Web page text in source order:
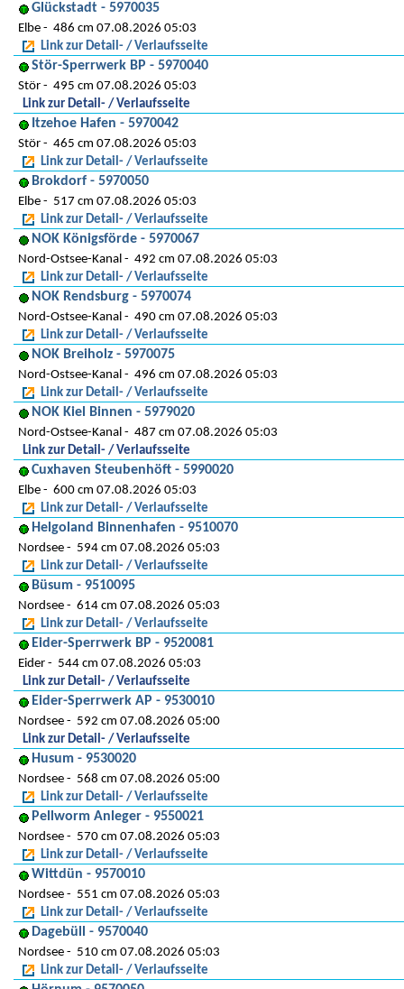
Glückstadt - 5970035
Elbe
486 cm 07.08.2026 05:03
Link zur Detail- / Verlaufsseite
Stör-Sperrwerk BP - 5970040
Stör
495 cm 07.08.2026 05:03
Link zur Detail- / Verlaufsseite
Itzehoe Hafen - 5970042
Stör
465 cm 07.08.2026 05:03
Link zur Detail- / Verlaufsseite
Brokdorf - 5970050
Elbe
517 cm 07.08.2026 05:03
Link zur Detail- / Verlaufsseite
NOK Königsförde - 5970067
Nord-Ostsee-Kanal
492 cm 07.08.2026 05:03
Link zur Detail- / Verlaufsseite
NOK Rendsburg - 5970074
Nord-Ostsee-Kanal
490 cm 07.08.2026 05:03
Link zur Detail- / Verlaufsseite
NOK Breiholz - 5970075
Nord-Ostsee-Kanal
496 cm 07.08.2026 05:03
Link zur Detail- / Verlaufsseite
NOK Kiel Binnen - 5979020
Nord-Ostsee-Kanal
487 cm 07.08.2026 05:03
Link zur Detail- / Verlaufsseite
Cuxhaven Steubenhöft - 5990020
Elbe
600 cm 07.08.2026 05:03
Link zur Detail- / Verlaufsseite
Helgoland Binnenhafen - 9510070
Nordsee
594 cm 07.08.2026 05:03
Link zur Detail- / Verlaufsseite
Büsum - 9510095
Nordsee
614 cm 07.08.2026 05:03
Link zur Detail- / Verlaufsseite
Eider-Sperrwerk BP - 9520081
Eider
544 cm 07.08.2026 05:03
Link zur Detail- / Verlaufsseite
Eider-Sperrwerk AP - 9530010
Nordsee
592 cm 07.08.2026 05:00
Link zur Detail- / Verlaufsseite
Husum - 9530020
Nordsee
568 cm 07.08.2026 05:00
Link zur Detail- / Verlaufsseite
Pellworm Anleger - 9550021
Nordsee
570 cm 07.08.2026 05:03
Link zur Detail- / Verlaufsseite
Wittdün - 9570010
Nordsee
551 cm 07.08.2026 05:03
Link zur Detail- / Verlaufsseite
Dagebüll - 9570040
Nordsee
510 cm 07.08.2026 05:03
Link zur Detail- / Verlaufsseite